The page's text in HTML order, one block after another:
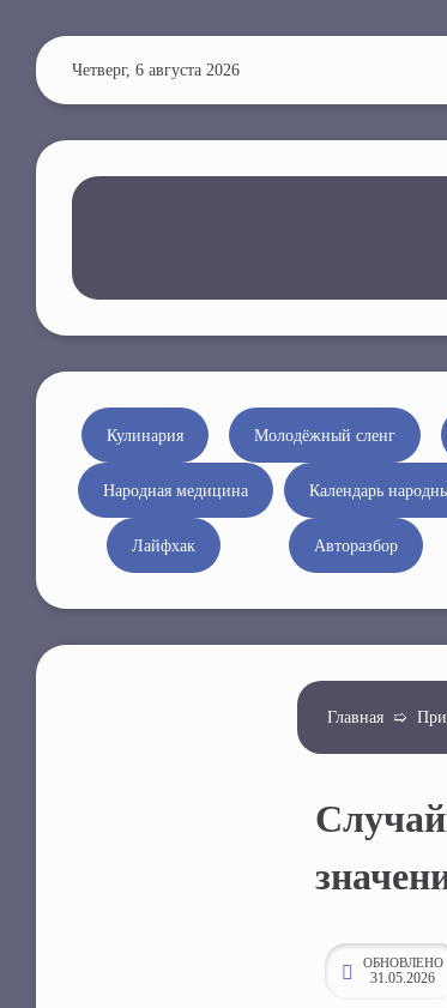
е
р
й
т
с
в
о
т
Четверг, 6 августа 2026
Кулинария Молодёжный сленг
Народная медицина Календарь
Лайфхак Авторазбор
Главная➯
ОБНОВЛЕНО
31.05.2026